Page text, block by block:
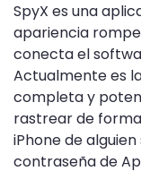
SpyX es una
apariencia
conecta el
Actualmente es
completa y
rastrear de
iPhone de
contraseña de